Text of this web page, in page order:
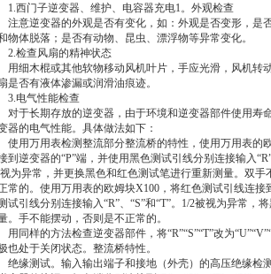
1.西门子逆变器、维护、电容器充电1。外观检查
注意逆变器的外观是否有变化，如：外观是否变形，是
物体脱落；是否有动物、昆虫、漂浮物等异常变化。
2.检查风扇的精神状态
用细木棍或其他软物移动风机叶片，手应光滑，风机转
是否有液体渗漏或润滑油痕迹。
3.电气性能检查
对于长期存放的逆变器，由于环境和逆变器部件使用寿
器的电气性能。具体做法如下：
使用万用表检测整流部分整流桥的特性，使用万用表的
到逆变器的“P”端，并使用黑色测试引线分别连接输入
为异常，并更换黑色和红色测试笔进行重新测量。双
常的。使用万用表的欧姆块X100，将红色测试引线连接
试引线分别连接输入“R”、“S”和“T”。1/2被视为异常，
。手不能摆动，否则是不正常的。
用同样的方法检查逆变器部件，将“R”“S”“T”改为
也处于关闭状态。整流桥特性。
绝缘测试。输入输出端子和接地（外壳）的高压绝缘检